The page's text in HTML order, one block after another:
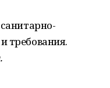
требования.